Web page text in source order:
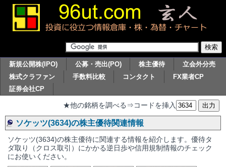
新規公開株(IPO) 公募・売出(PO) 株主優待
立会外分売
株式クラファン
手数料比較 コンタクト
FX業者CP
証券会社CP
★他の銘柄を調べる⇒コードを挿入
ソケッツ(3634)の株主優待関連情報
ソケッツ(3634)の株主優待に関連する情報を紹介します。優待タ
ダ取り（クロス取引）にかかる逆日歩や信用規制情報のチェック
にお使いください。